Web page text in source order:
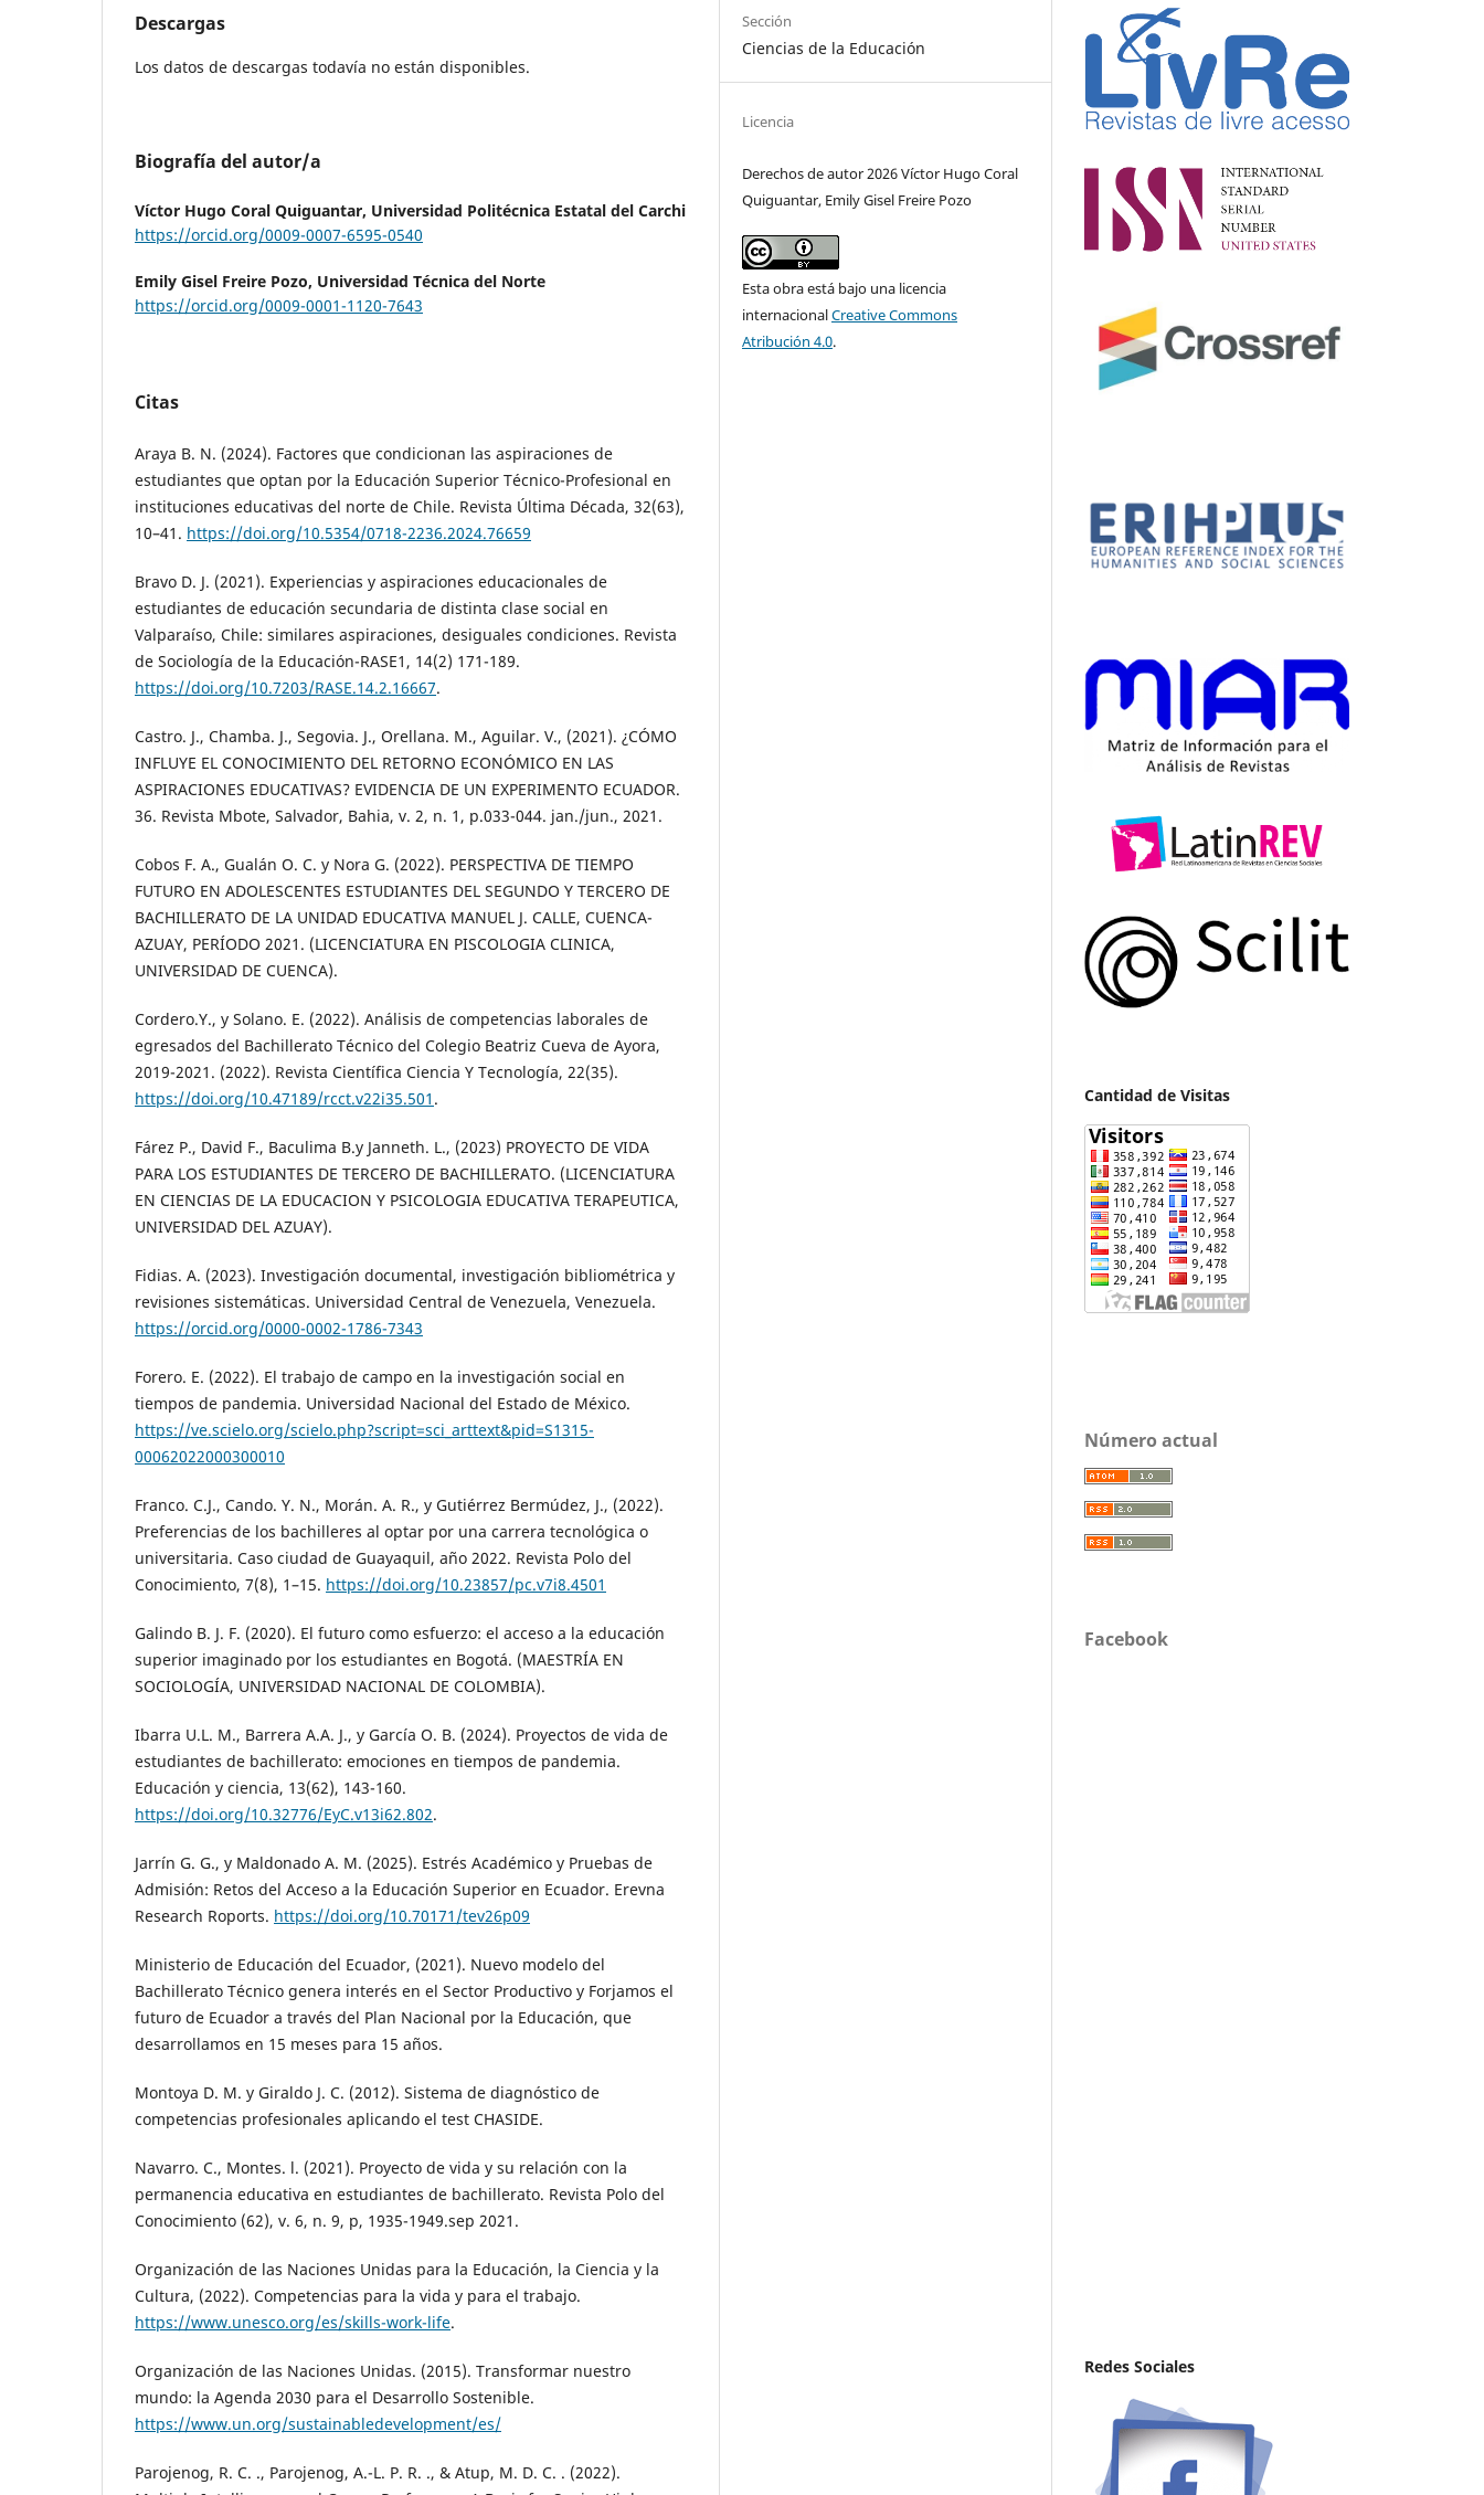
Descargas
Los datos de descargas todavía no están disponibles.
Biografía del autor/a
Víctor Hugo Coral Quiguantar, Universidad Politécnica Estatal del Carchi
https://orcid.org/0009-0007-6595-0540
Emily Gisel Freire Pozo, Universidad Técnica del Norte
https://orcid.org/0009-0001-1120-7643
Citas
Araya B. N. (2024). Factores que condicionan las aspiraciones de
estudiantes que optan por la Educación Superior Técnico-Profesional en
instituciones educativas del norte de Chile. Revista Última Década, 32(63),
10–41. https://doi.org/10.5354/0718-2236.2024.76659
Bravo D. J. (2021). Experiencias y aspiraciones educacionales de
estudiantes de educación secundaria de distinta clase social en
Valparaíso, Chile: similares aspiraciones, desiguales condiciones. Revista
de Sociología de la Educación-RASE1, 14(2) 171-189.
https://doi.org/10.7203/RASE.14.2.16667.
Castro. J., Chamba. J., Segovia. J., Orellana. M., Aguilar. V., (2021). ¿CÓMO
INFLUYE EL CONOCIMIENTO DEL RETORNO ECONÓMICO EN LAS
ASPIRACIONES EDUCATIVAS? EVIDENCIA DE UN EXPERIMENTO ECUADOR.
36. Revista Mbote, Salvador, Bahia, v. 2, n. 1, p.033-044. jan./jun., 2021.
Cobos F. A., Gualán O. C. y Nora G. (2022). PERSPECTIVA DE TIEMPO
FUTURO EN ADOLESCENTES ESTUDIANTES DEL SEGUNDO Y TERCERO DE
BACHILLERATO DE LA UNIDAD EDUCATIVA MANUEL J. CALLE, CUENCA-
AZUAY, PERÍODO 2021. (LICENCIATURA EN PISCOLOGIA CLINICA,
UNIVERSIDAD DE CUENCA).
Cordero.Y., y Solano. E. (2022). Análisis de competencias laborales de
egresados del Bachillerato Técnico del Colegio Beatriz Cueva de Ayora,
2019-2021. (2022). Revista Científica Ciencia Y Tecnología, 22(35).
https://doi.org/10.47189/rcct.v22i35.501 .
Fárez P., David F., Baculima B.y Janneth. L., (2023) PROYECTO DE VIDA
PARA LOS ESTUDIANTES DE TERCERO DE BACHILLERATO. (LICENCIATURA
EN CIENCIAS DE LA EDUCACION Y PSICOLOGIA EDUCATIVA TERAPEUTICA,
UNIVERSIDAD DEL AZUAY).
Fidias. A. (2023). Investigación documental, investigación bibliométrica y
revisiones sistemáticas. Universidad Central de Venezuela, Venezuela.
https://orcid.org/0000-0002-1786-7343
Forero. E. (2022). El trabajo de campo en la investigación social en
tiempos de pandemia. Universidad Nacional del Estado de México.
https://ve.scielo.org/scielo.php?script=sci_arttext&pid=S1315-
00062022000300010
Franco. C.J., Cando. Y. N., Morán. A. R., y Gutiérrez Bermúdez, J., (2022).
Preferencias de los bachilleres al optar por una carrera tecnológica o
universitaria. Caso ciudad de Guayaquil, año 2022. Revista Polo del
Conocimiento, 7(8), 1–15. https://doi.org/10.23857/pc.v7i8.4501
Galindo B. J. F. (2020). El futuro como esfuerzo: el acceso a la educación
superior imaginado por los estudiantes en Bogotá. (MAESTRÍA EN
SOCIOLOGÍA, UNIVERSIDAD NACIONAL DE COLOMBIA).
Ibarra U.L. M., Barrera A.A. J., y García O. B. (2024). Proyectos de vida de
estudiantes de bachillerato: emociones en tiempos de pandemia.
Educación y ciencia, 13(62), 143-160.
https://doi.org/10.32776/EyC.v13i62.802.
Jarrín G. G., y Maldonado A. M. (2025). Estrés Académico y Pruebas de
Admisión: Retos del Acceso a la Educación Superior en Ecuador. Erevna
Research Roports. https://doi.org/10.70171/tev26p09
Ministerio de Educación del Ecuador, (2021). Nuevo modelo del
Bachillerato Técnico genera interés en el Sector Productivo y Forjamos el
futuro de Ecuador a través del Plan Nacional por la Educación, que
desarrollamos en 15 meses para 15 años.
Montoya D. M. y Giraldo J. C. (2012). Sistema de diagnóstico de
competencias profesionales aplicando el test CHASIDE.
Navarro. C., Montes. l. (2021). Proyecto de vida y su relación con la
permanencia educativa en estudiantes de bachillerato. Revista Polo del
Conocimiento (62), v. 6, n. 9, p, 1935-1949.sep 2021.
Organización de las Naciones Unidas para la Educación, la Ciencia y la
Cultura, (2022). Competencias para la vida y para el trabajo.
https://www.unesco.org/es/skills-work-life.
Organización de las Naciones Unidas. (2015). Transformar nuestro
mundo: la Agenda 2030 para el Desarrollo Sostenible.
https://www.un.org/sustainabledevelopment/es/
Parojenog, R. C. ., Parojenog, A.-L. P. R. ., & Atup, M. D. C. . (2022).
Sección
Ciencias de la Educación
Licencia
Derechos de autor 2026 Víctor Hugo Coral
Quiguantar, Emily Gisel Freire Pozo
Esta obra está bajo una licencia
internacionalCreative Commons
Atribución 4.0.
Cantidad de Visitas
Número actual
Facebook
Redes Sociales